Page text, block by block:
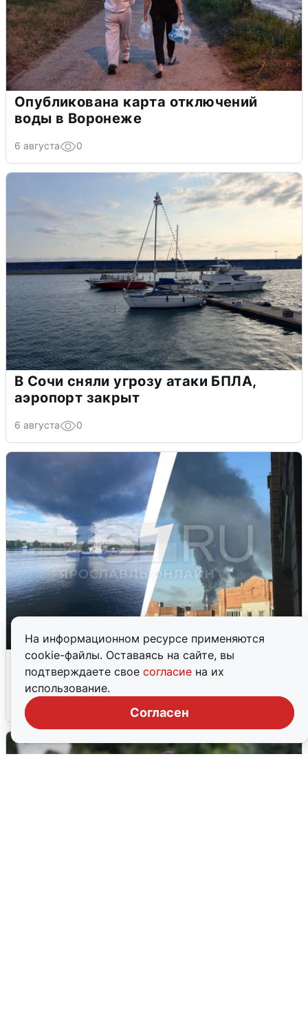
На информационном ресурсе применяются
cookie-файлы. Оставаясь на сайте, вы
подтверждаете свое согласие на их
использование.
Согласен
Опубликована карта отключений
воды в Воронеже
6 августа 0
В Сочи сняли угрозу атаки БПЛА,
аэропорт закрыт
6 августа 0
Ночная атака БПЛА на Ярославль:
попадания и последствия
6 августа